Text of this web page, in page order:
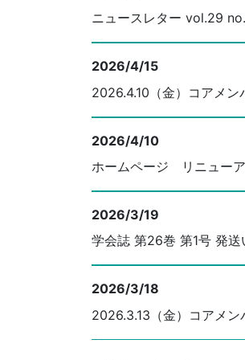
ニュースレター vol.29
2026/4/15
2026.4.10（金）コアメ
2026/4/10
ホームページ リニューア
2026/3/19
学会誌 第26巻 第1号 発送
2026/3/18
2026.3.13（金）コアメ